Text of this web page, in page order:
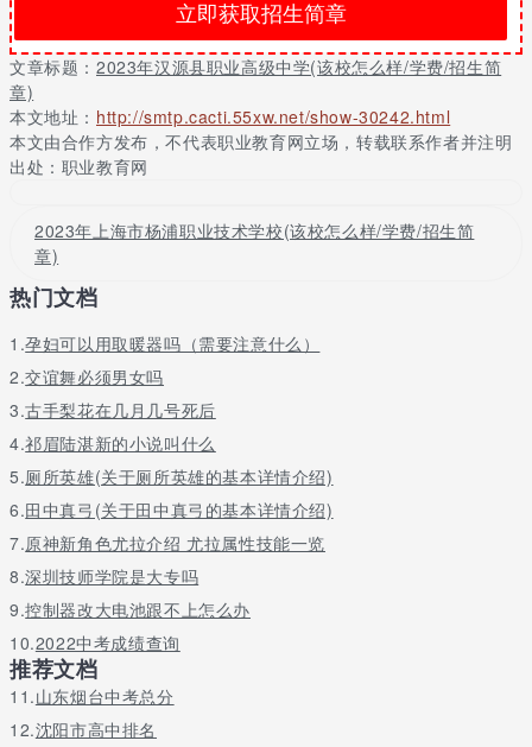
原址在九襄镇大木村五组三教庵，占地4000平方米，建筑面积
400平方米，固定资产2.3万元。1983年，迁入九襄镇红光村二
组，占地4000平方米。1989年又购买红光知青房、小酒厂。2003
年，学校进行维修(打水泥地面、维修房屋，美化校园环境、完善教
育设备等)投入10万元。2004年，投资42万元，建筑面积1080平方
米的综合教学楼，9月投入使用。投资36万，建筑面积800平方米的
男生公寓，9月投入使用。投资15万元，购买办公桌椅、学生课
投资2.4万余元，改造学生厨房宿舍区水观。
关于更多2023年汉源县职业高级中学(该校怎么样/学费/招生简章)
文章标题： 2023年汉源县职业高级中学(该校怎么样/学费/招生简
章)
本文地址： http://smtp.cacti.55xw.net/show-30242.html
本文由合作方发布，不代表职业教育网立场，转载联系作者并注明
出处：职业教育网
2023年上海市杨浦职业技术学校(该校怎么样/学费/招生简
章)
热门文档
1.孕妇可以用取暖器吗（需要注意什么）
2.交谊舞必须男女吗
3.古手梨花在几月几号死后
4.祁眉陆湛新的小说叫什么
5.厕所英雄(关于厕所英雄的基本详情介绍)
6.田中真弓(关于田中真弓的基本详情介绍)
7.原神新角色尤拉介绍 尤拉属性技能一览
8.深圳技师学院是大专吗
9.控制器改大电池跟不上怎么办
10.2022中考成绩查询
推荐文档
11.山东烟台中考总分
12.沈阳市高中排名